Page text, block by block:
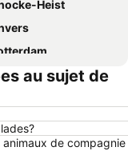
Heist
Coq
au sujet de
de compagnie